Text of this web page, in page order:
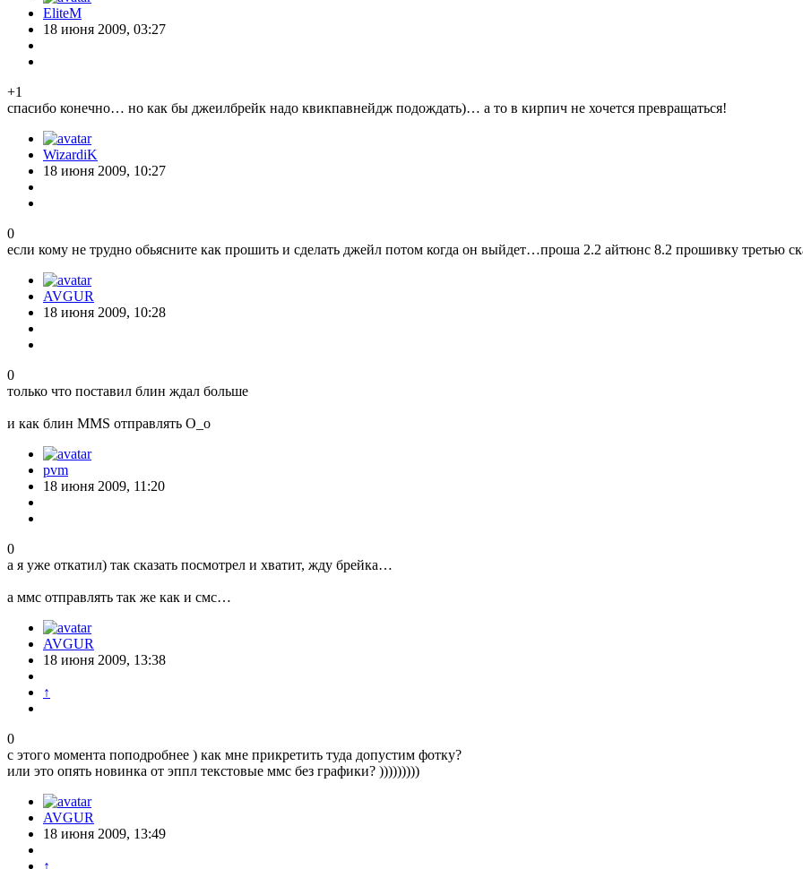
EliteM
18 июня 2009, 03:27
+1
спасибо конечно… но как бы джеилбрейк надо квикпавнейдж подождать)… а то в кирпич не хочется превращаться!
WizardiK
18 июня 2009, 10:27
0
если кому не трудно обьясните как прошить и сделать джейл потом когда он выйдет…проша 2.2 айтюнс 8.2 прошивку
AVGUR
18 июня 2009, 10:28
0
только что поставил блин ждал больше
и как блин MMS отправлять O_o
pvm
18 июня 2009, 11:20
0
а я уже откатил) так сказать посмотрел и хватит, жду брейка…
а ммс отправлять так же как и смс…
AVGUR
18 июня 2009, 13:38
↑
0
с этого момента поподробнее ) как мне прикретить туда допустим фотку?
или это опять новинка от эппл текстовые ммс без графики? )))))))))
AVGUR
18 июня 2009, 13:49